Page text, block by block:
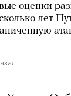
оценки
лет